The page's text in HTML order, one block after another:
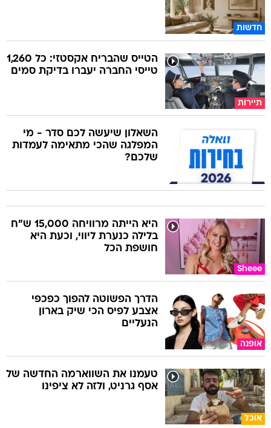
חדשות
תיירות
הטייס שהבריח אקסטזי: כל 1,260
טייסי החברה יעברו בדיקת סמים
השאלון שיעשה לכם סדר - מי
המפלגה שהכי מתאימה לעמדות
שלכם?
Sheee
היא הייתה מרוויחה 15,000 ש"ח
בלילה כנערת ליווי, וכעת היא
חושפת הכל
אופנה
הדרך הפשוטה להפוך כפכפי
אצבע לפיס הכי שיק בארון
הנעליים
אוכל
טעמנו את השווארמה החדשה של
אסף גרניט, ולזה לא ציפינו